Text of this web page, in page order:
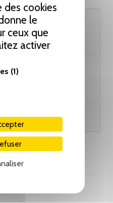
des cookies
le
ceux que
activer
(1)
panier